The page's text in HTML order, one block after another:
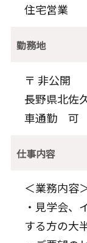
住宅営業
勤務地
〒 非公開
長野県北佐
車通勤 可
仕事内容
＜業務内容
・見学会、
する方の大